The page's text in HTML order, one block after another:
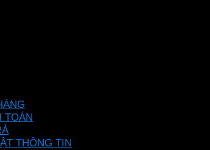
TOÁN
THÔNG TIN